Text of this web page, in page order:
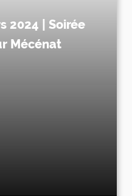
2024 | Soirée
Mécénat